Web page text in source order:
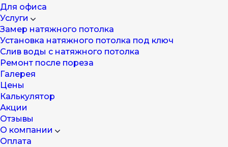
Для офиса
Услуги
Замер натяжного потолка
Установка натяжного потолка под ключ
Слив воды с натяжного потолка
Ремонт после пореза
Галерея
Цены
Калькулятор
Акции
Отзывы
О компании
Оплата